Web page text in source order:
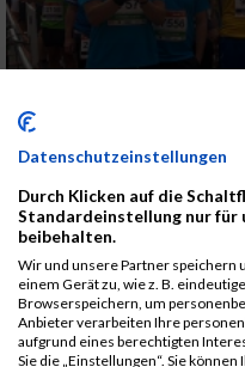
Datenschutzeinstellungen
Durch Klicken auf die
Standardeinstellung nur
beibehalten.
Wir und unsere Partner speichern
einem Gerät zu, wie z. B.
Browserspeichern, um
Anbieter verarbeiten Ihre
aufgrund eines berechtigten
Sie die „Einstellungen“. Sie